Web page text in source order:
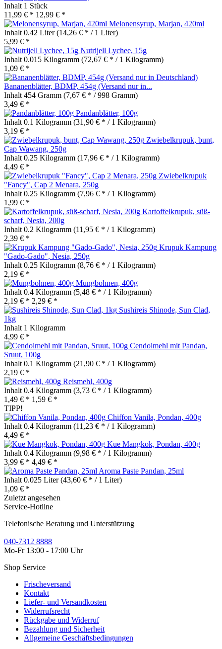
Inhalt 1 Stück
11,99 € * 12,99 € *
Melonensyrup, Marjan, 420ml
Inhalt 0.42 Liter(14,26 € * / 1 Liter)
5,99 € *
Nutrijell Lychee, 15g
Inhalt 0.015 Kilogramm (72,67 € * / 1 Kilogramm)
1,09 € *
Bananenblätter, BDMP, 454g (Versand nur in...
Inhalt 454 Gramm (7,67 € * / 998 Gramm)
3,49 € *
Pandanblätter, 100g
Inhalt 0.1 Kilogramm (31,90 € * / 1 Kilogramm)
3,19 € *
Zwiebelkrupuk, bunt,
Cap Wawang, 250g
Inhalt 0.25 Kilogramm (17,96 € * / 1 Kilogramm)
4,49 € *
Zwiebelkrupuk
"Fancy", Cap 2 Menara, 250g
Inhalt 0.25 Kilogramm (7,96 € * / 1 Kilogramm)
1,99 € *
Kartoffelkrupuk, süß-
scharf, Nesia, 200g
Inhalt 0.2 Kilogramm (11,95 € * / 1 Kilogramm)
2,39 € *
Krupuk Kampung
"Gado-Gado", Nesia, 250g
Inhalt 0.25 Kilogramm (8,76 € * / 1 Kilogramm)
2,19 € *
Mungbohnen, 400g
Inhalt 0.4 Kilogramm (5,48 € * / 1 Kilogramm)
2,19 € * 2,29 € *
Sushireis Shinode, Sun Clad,
1kg
Inhalt 1 Kilogramm
4,99 € *
Cendolmehl mit Pandan,
Sruut, 100g
Inhalt 0.1 Kilogramm (21,90 € * / 1 Kilogramm)
2,19 € *
Reismehl, 400g
Inhalt 0.4 Kilogramm (3,73 € * / 1 Kilogramm)
1,49 € * 1,59 € *
TIPP!
Chiffon Vanila, Pondan, 400g
Inhalt 0.4 Kilogramm (11,23 € * / 1 Kilogramm)
4,49 € *
Kue Mangkok, Pondan, 400g
Inhalt 0.4 Kilogramm (9,98 € * / 1 Kilogramm)
3,99 € * 4,49 € *
Aroma Paste Pandan, 25ml
Inhalt 0.025 Liter(43,60 € * / 1 Liter)
1,09 € *
Zuletzt angesehen
Service-Hotline
Telefonische Beratung und Unterstützung
040-7312 8888
Mo-Fr 13:00 - 17:00 Uhr
Shop Service
Frischeversand
Kontakt
Liefer- und Versandkosten
Widerrufsrecht
Rückgabe und Widerruf
Bezahlung und Sicherheit
Allgemeine Geschäftsbedingungen